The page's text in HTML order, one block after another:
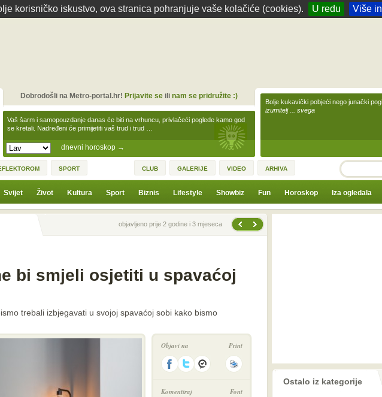
korisničko iskustvo, ova stranica pohranjuje vaše kolačiće (cookies). U redu Više
dnevni horoskop →
Vaš šarm i samopouzdanje danas će biti na vrhuncu, privlačeći poglede kamo god
se kretali. Nadređeni će primijetiti vaš trud i trud …
Dobrodošli na Metro-portal.hr! Prijavite seili nam se pridružite :)
Bolje kukavički pobjeći nego junački
izumitelj ... svega
SPORT CLUB GALERIJE VIDEO ARHIVA
Svijet Život Kultura Sport Biznis Lifestyle Showbiz Fun Horoskop Iza ogledala
Prethodna vijestobjavljeno prije 2 godine i 3 mjeseca
bi smjeli osjetiti u spavaćoj
trebali izbjegavati u svojoj spavaćoj sobi kako bismo
Objavi na Print
Komentiraj Font
Ostalo iz kategorije